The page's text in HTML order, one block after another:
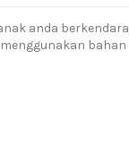
anda berkendara
bahan